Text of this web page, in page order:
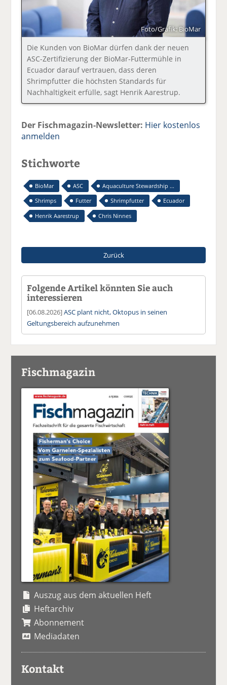
Foto/Grafik: BioMar
Die Kunden von BioMar dürfen dank der neuen
ASC-Zertifizierung der BioMar-Futtermühle in
Ecuador darauf vertrauen, dass deren
Shrimpfutter die höchsten Standards für
Nachhaltigkeit erfülle, sagt Henrik Aarestrup.
Der Fischmagazin-Newsletter: Hier kostenlos
anmelden
Stichworte
BioMar ASC
Aquaculture Stewardship ...
Shrimps
Futter Shrimpfutter
Ecuador
Henrik Aarestrup
Chris Ninnes
Zurück
Folgende Artikel könnten Sie auch
interessieren
[06.08.2026]ASC plant nicht, Oktopus in seinen
Geltungsbereich aufzunehmen
Fischmagazin
Auszug aus dem aktuellen Heft
Heftarchiv
Abonnement
Mediadaten
Kontakt